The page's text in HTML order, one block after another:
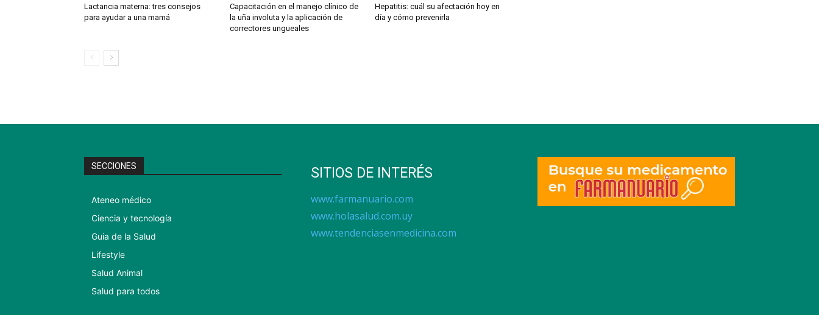
Lactancia materna: tres consejos
para ayudar a una mamá
Capacitación en el manejo clínico de
la uña involuta y la aplicación de
correctores ungueales
Hepatitis: cuál su afectación hoy en
día y cómo prevenirla
SECCIONES
Ateneo médico
Ciencia y tecnología
Guia de la Salud
Lifestyle
Salud Animal
Salud para todos
SITIOS DE INTERÉS
www.farmanuario.com
www.holasalud.com.uy
www.tendenciasenmedicina.com